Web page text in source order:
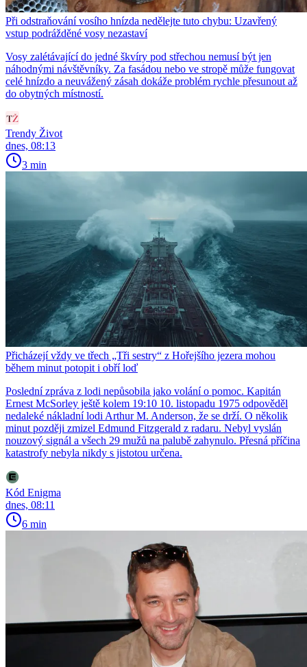
Při odstraňování vosího hnízda nedělejte tuto chybu: Uzavřený
vstup podrážděné vosy nezastaví
Vosy zalétávající do jedné škvíry pod střechou nemusí být jen
náhodnými návštěvníky. Za fasádou nebo ve stropě může fungovat
celé hnízdo a neuvážený zásah dokáže problém rychle přesunout až
do obytných místností.
Trendy Život
dnes, 08:13
3 min
Přicházejí vždy ve třech „Tři sestry“ z Hořejšího jezera mohou
během minut potopit i obří loď
Poslední zpráva z lodi nepůsobila jako volání o pomoc. Kapitán
Ernest McSorley ještě kolem 19:10 10. listopadu 1975 odpověděl
nedaleké nákladní lodi Arthur M. Anderson, že se drží. O několik
minut později zmizel Edmund Fitzgerald z radaru. Nebyl vyslán
nouzový signál a všech 29 mužů na palubě zahynulo. Přesná příčina
katastrofy nebyla nikdy s jistotou určena.
Kód Enigma
dnes, 08:11
6 min